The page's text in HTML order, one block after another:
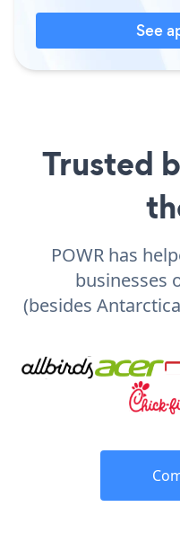
See
Trusted
POWR has
businesses
(besides